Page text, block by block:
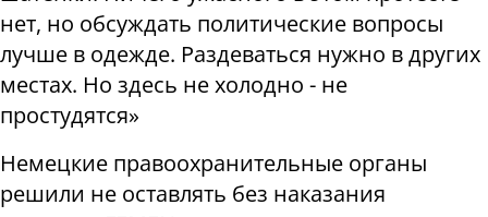
нет, но обсуждать политические вопросы
лучше в одежде. Раздеваться нужно в других
местах. Но здесь не холодно - не
простудятся»
Немецкие правоохранительные органы
решили не оставлять без наказания